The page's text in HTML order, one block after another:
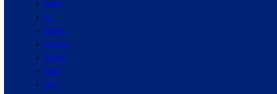
NRPC
PC
NSPCC
NSPWC
NSPNC
NSPC
JMC